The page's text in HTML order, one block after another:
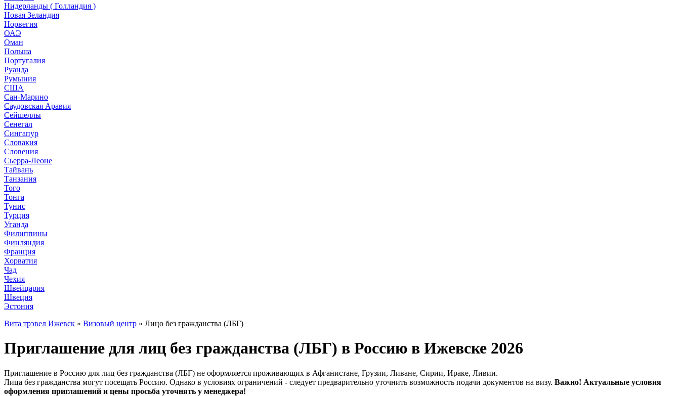
Нидерланды ( Голландия )
Новая Зеландия
Норвегия
ОАЭ
Оман
Польша
Португалия
Руанда
Румыния
США
Сан-Марино
Саудовская Аравия
Сейшеллы
Сенегал
Сингапур
Словакия
Словения
Сьерра-Леоне
Тайвань
Танзания
Того
Тонга
Тунис
Турция
Уганда
Филиппины
Финляндия
Франция
Хорватия
Чад
Чехия
Швейцария
Швеция
Эстония
Вита трэвел Ижевск » Визовый центр » Лицо без гражданства (ЛБГ)
Приглашение для лиц без гражданства (ЛБГ) в Россию в Ижевске 2026
Приглашение в Россию для лиц без гражданства (ЛБГ) не оформляется проживающих в Афганистане, Грузии, Ливане, Сирии, Ираке, Ливии.
Лица без гражданства могут посещать Россию. Однако в условиях ограничений - следует предварительно уточнить возможность подачи документов на визу. Важно! Актуальные условия
оформления приглашений и цены просьба уточнять у менеджера!